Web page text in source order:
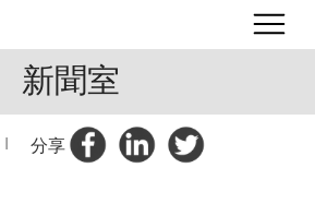
新聞室
| 分享